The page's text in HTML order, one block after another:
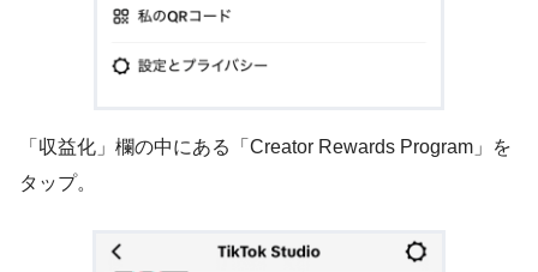
「収益化」欄の中にある「Creator Rewards Program」を
タップ。